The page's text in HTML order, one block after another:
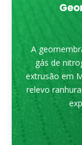
A
gás de
extrusão em
relevo